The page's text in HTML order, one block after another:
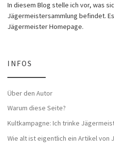
In diesem Blog stelle ich vor, was
Jägermeistersammlung befindet.
Jägermeister Homepage.
INFOS
Über den Autor
Warum diese Seite?
Kultkampagne: Ich trinke
Wie alt ist eigentlich ein Artikel von